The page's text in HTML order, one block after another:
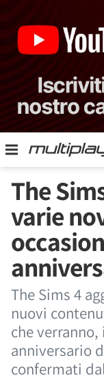
The
varie
The Sims 4
nuovi
che
anniversario
confermati